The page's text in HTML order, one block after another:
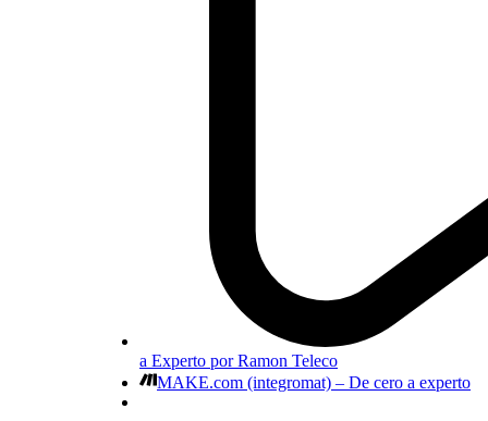
a Experto por Ramon Teleco
MAKE.com (integromat) – De cero a experto